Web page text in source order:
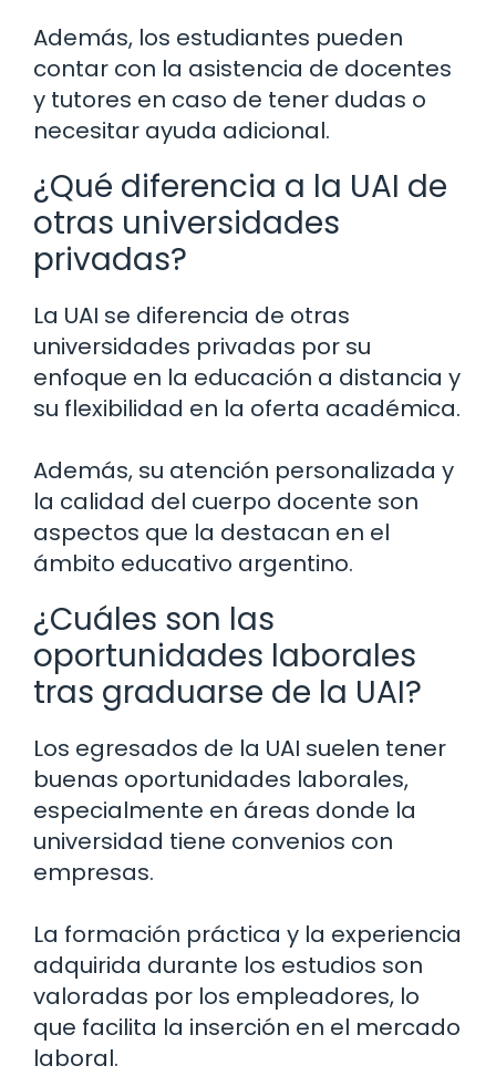
Además, los estudiantes pueden
contar con la asistencia de docentes
y tutores en caso de tener dudas o
necesitar ayuda adicional.
¿Qué diferencia a la UAI de
otras universidades
privadas?
La UAI se diferencia de otras
universidades privadas por su
enfoque en la educación a distancia y
su flexibilidad en la oferta académica.
Además, su atención personalizada y
la calidad del cuerpo docente son
aspectos que la destacan en el
ámbito educativo argentino.
¿Cuáles son las
oportunidades laborales
tras graduarse de la UAI?
Los egresados de la UAI suelen tener
buenas oportunidades laborales,
especialmente en áreas donde la
universidad tiene convenios con
empresas.
La formación práctica y la experiencia
adquirida durante los estudios son
valoradas por los empleadores, lo
que facilita la inserción en el mercado
laboral.